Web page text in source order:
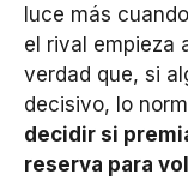
luce más
el rival empieza
verdad que, si
decisivo, lo
decidir si
reserva para